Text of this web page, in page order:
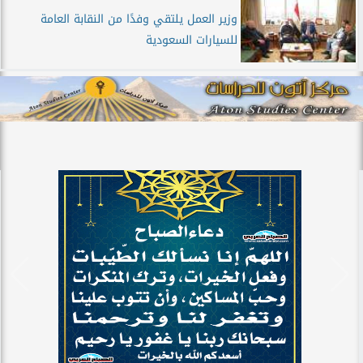
وزير العمل يلتقي وفدًا من النقابة العامة
للسيارات السعودية